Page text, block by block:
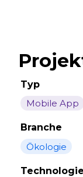
Typ
Mobile App
Branche
Ökologie
Technologie